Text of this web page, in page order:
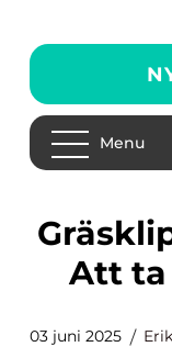
Menu
Gräsklippning i Gotland:
Att ta
03 juni 2025